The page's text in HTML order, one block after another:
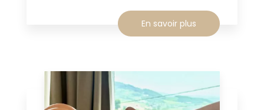
En savoir plus